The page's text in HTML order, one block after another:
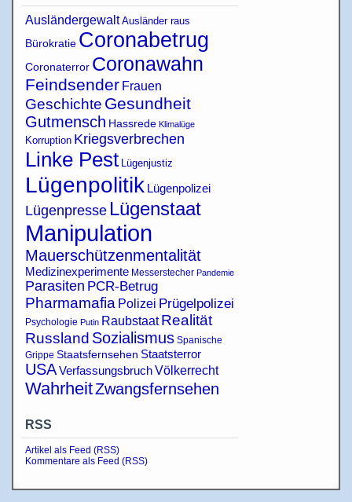
Ausländergewalt Ausländer raus
Bürokratie Coronabetrug
Coronaterror Coronawahn
Feindsender Frauen
Geschichte Gesundheit
Gutmensch Hassrede Klimalüge
Korruption Kriegsverbrechen
Linke Pest Lügenjustiz
Lügenpolitik Lügenpolizei
Lügenpresse Lügenstaat
Manipulation
Mauerschützenmentalität
Medizinexperimente Messerstecher Pandemie
Parasiten PCR-Betrug
Pharmamafia Polizei Prügelpolizei
Psychologie Putin Raubstaat Realität
Russland Sozialismus Spanische
Grippe Staatsfernsehen Staatsterror
USAVerfassungsbruchVölkerrecht
WahrheitZwangsfernsehen
RSS
Artikel als Feed (RSS)
Kommentare als Feed (RSS)